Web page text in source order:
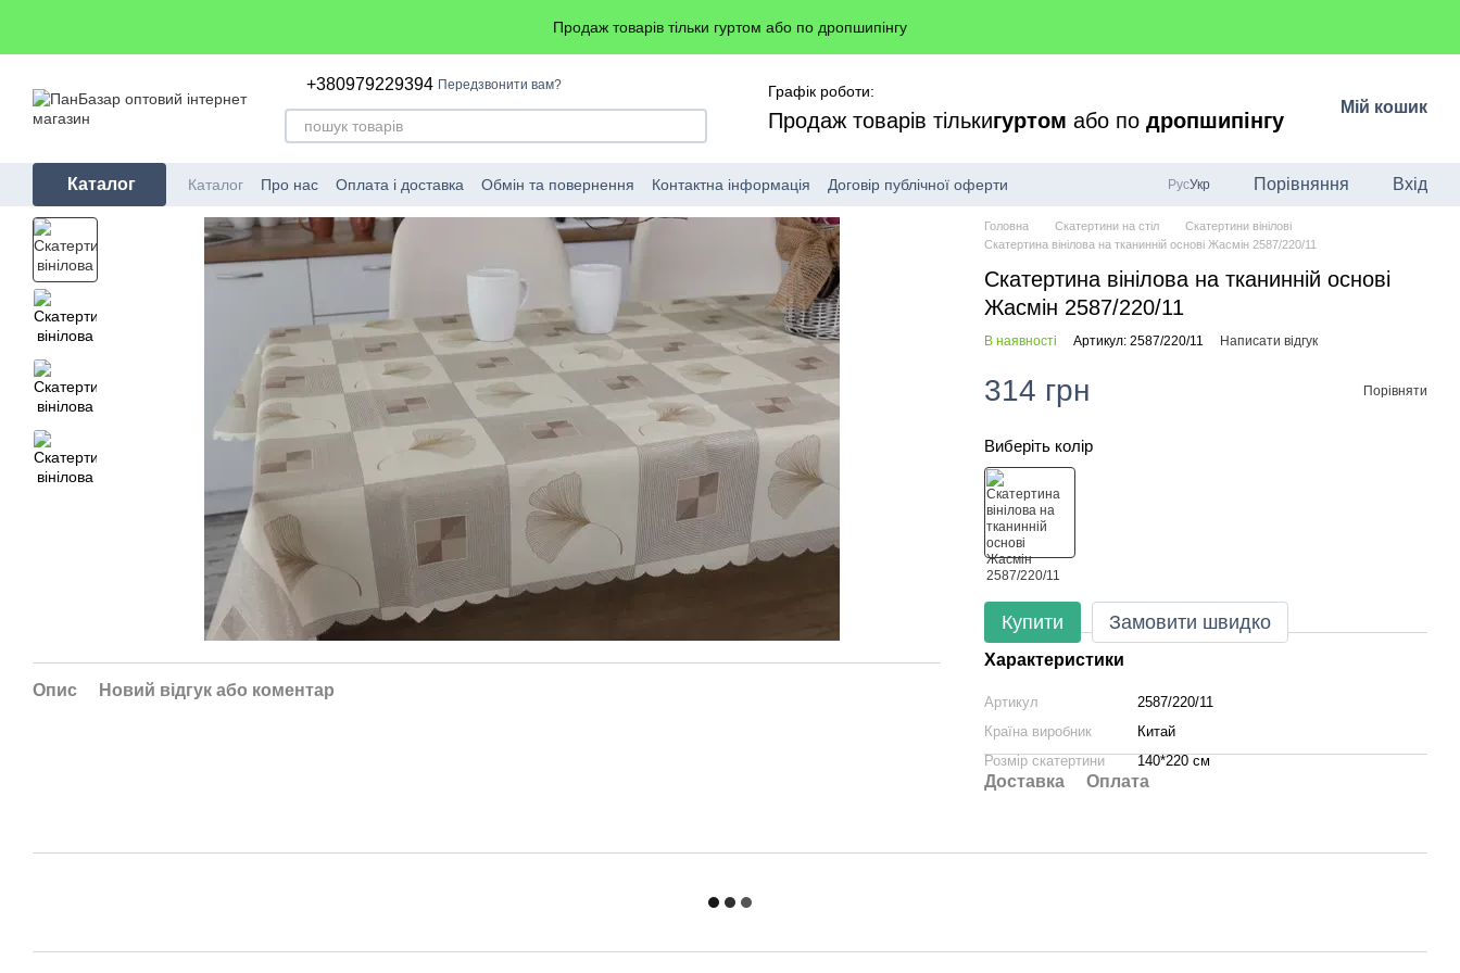
Продаж товарів тільки гуртом або по дропшипінгу
+380979229394 Передзвонити вам? Графік роботи:
Продаж товарів тількигуртом або по дропшипінгу
Мій кошик
Каталог Каталог Про нас Оплата і доставка Обмін та повернення Контактна інформація Договір публічної оферти РусУкр Порівняння Вхід
Опис Новий відгук або коментар
Головна Скатертини на стіл
Скатертини вінілові
Скатертина вінілова на тканинній основі Жасмін 2587/220/11
Скатертина вінілова на тканинній основі
Жасмін 2587/220/11
В наявності Артикул: 2587/220/11 Написати відгук
314 грн Порівняти
Виберіть колір
Купити Замовити швидко
Характеристики
Артикул
2587/220/11
Країна виробник
Китай
Розмір скатертини
140*220 см
Доставка Оплата